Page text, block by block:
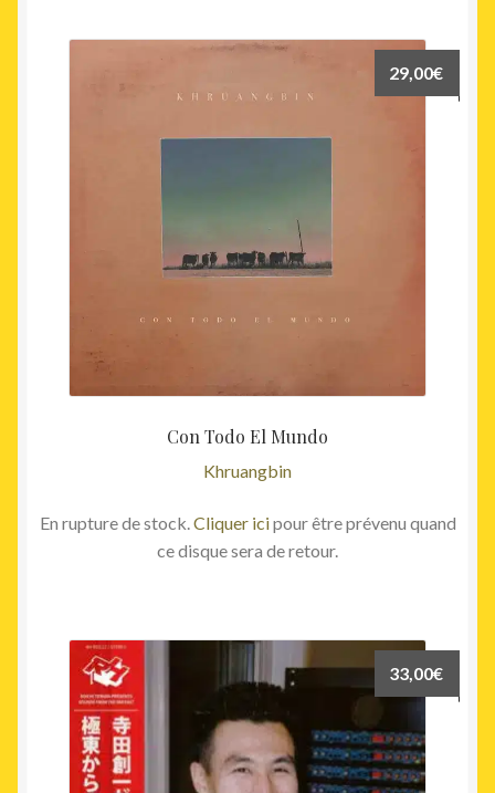
Con Todo El Mundo
Khruangbin
29,00€
En rupture de stock.Cliquer icipour être prévenu quand
ce disque sera de retour.
33,00€